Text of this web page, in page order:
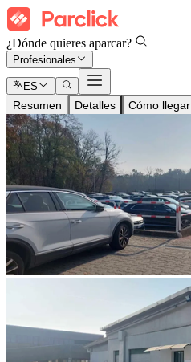
¿Dónde quieres aparcar?
Profesionales
ES
Resumen Detalles Cómo llegar